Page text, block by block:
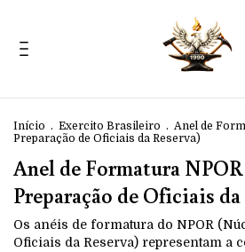
Início . Exercito Brasileiro . Anel de
Preparação de Oficiais da Reserva)
Anel de Formatura
Preparação de Oficiais da
Os anéis de formatura do NPOR
Oficiais da Reserva) representam a